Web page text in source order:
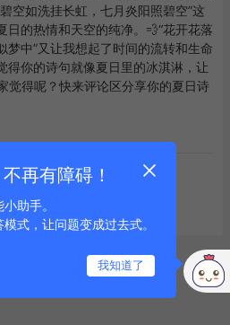
空如洗挂长虹，七月炎阳照碧空”这
日的热情和天空的纯净。💨“花开花落
梦中”又让我想起了时间的流转和生命
得你的诗句就像夏日里的冰淇淋，让
觉得呢？快来评论区分享你的夏日诗
再有障碍！
助手。
式，让问题变成过去式。
我知道了